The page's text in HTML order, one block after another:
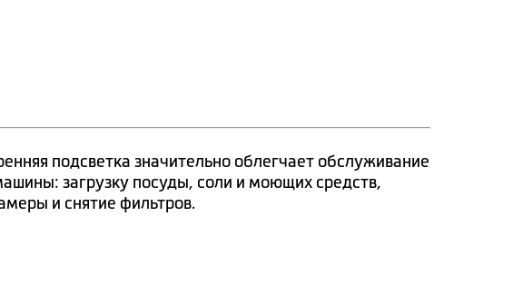
подсветка значительно облегчает обслуживание
загрузку посуды, соли и моющих средств,
и снятие фильтров.